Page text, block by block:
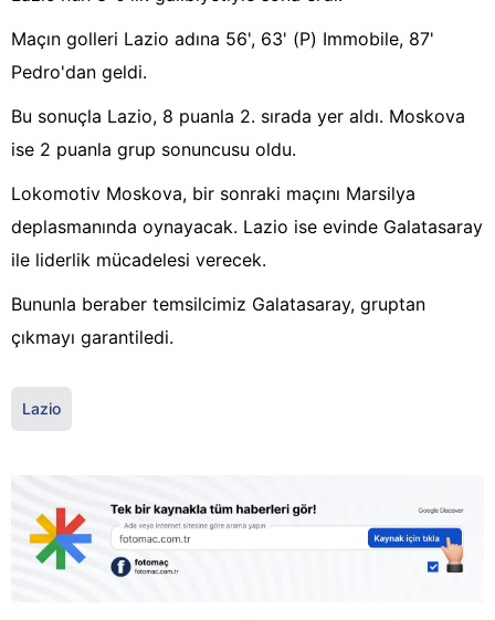
Maçın golleri Lazio adına 56', 63' (P) Immobile, 87'
Pedro'dan geldi.
Bu sonuçla Lazio, 8 puanla 2. sırada yer aldı. Moskova
ise 2 puanla grup sonuncusu oldu.
Lokomotiv Moskova, bir sonraki maçını Marsilya
deplasmanında oynayacak. Lazio ise evinde Galatasaray
ile liderlik mücadelesi verecek.
Bununla beraber temsilcimiz Galatasaray, gruptan
çıkmayı garantiledi.
Lazio